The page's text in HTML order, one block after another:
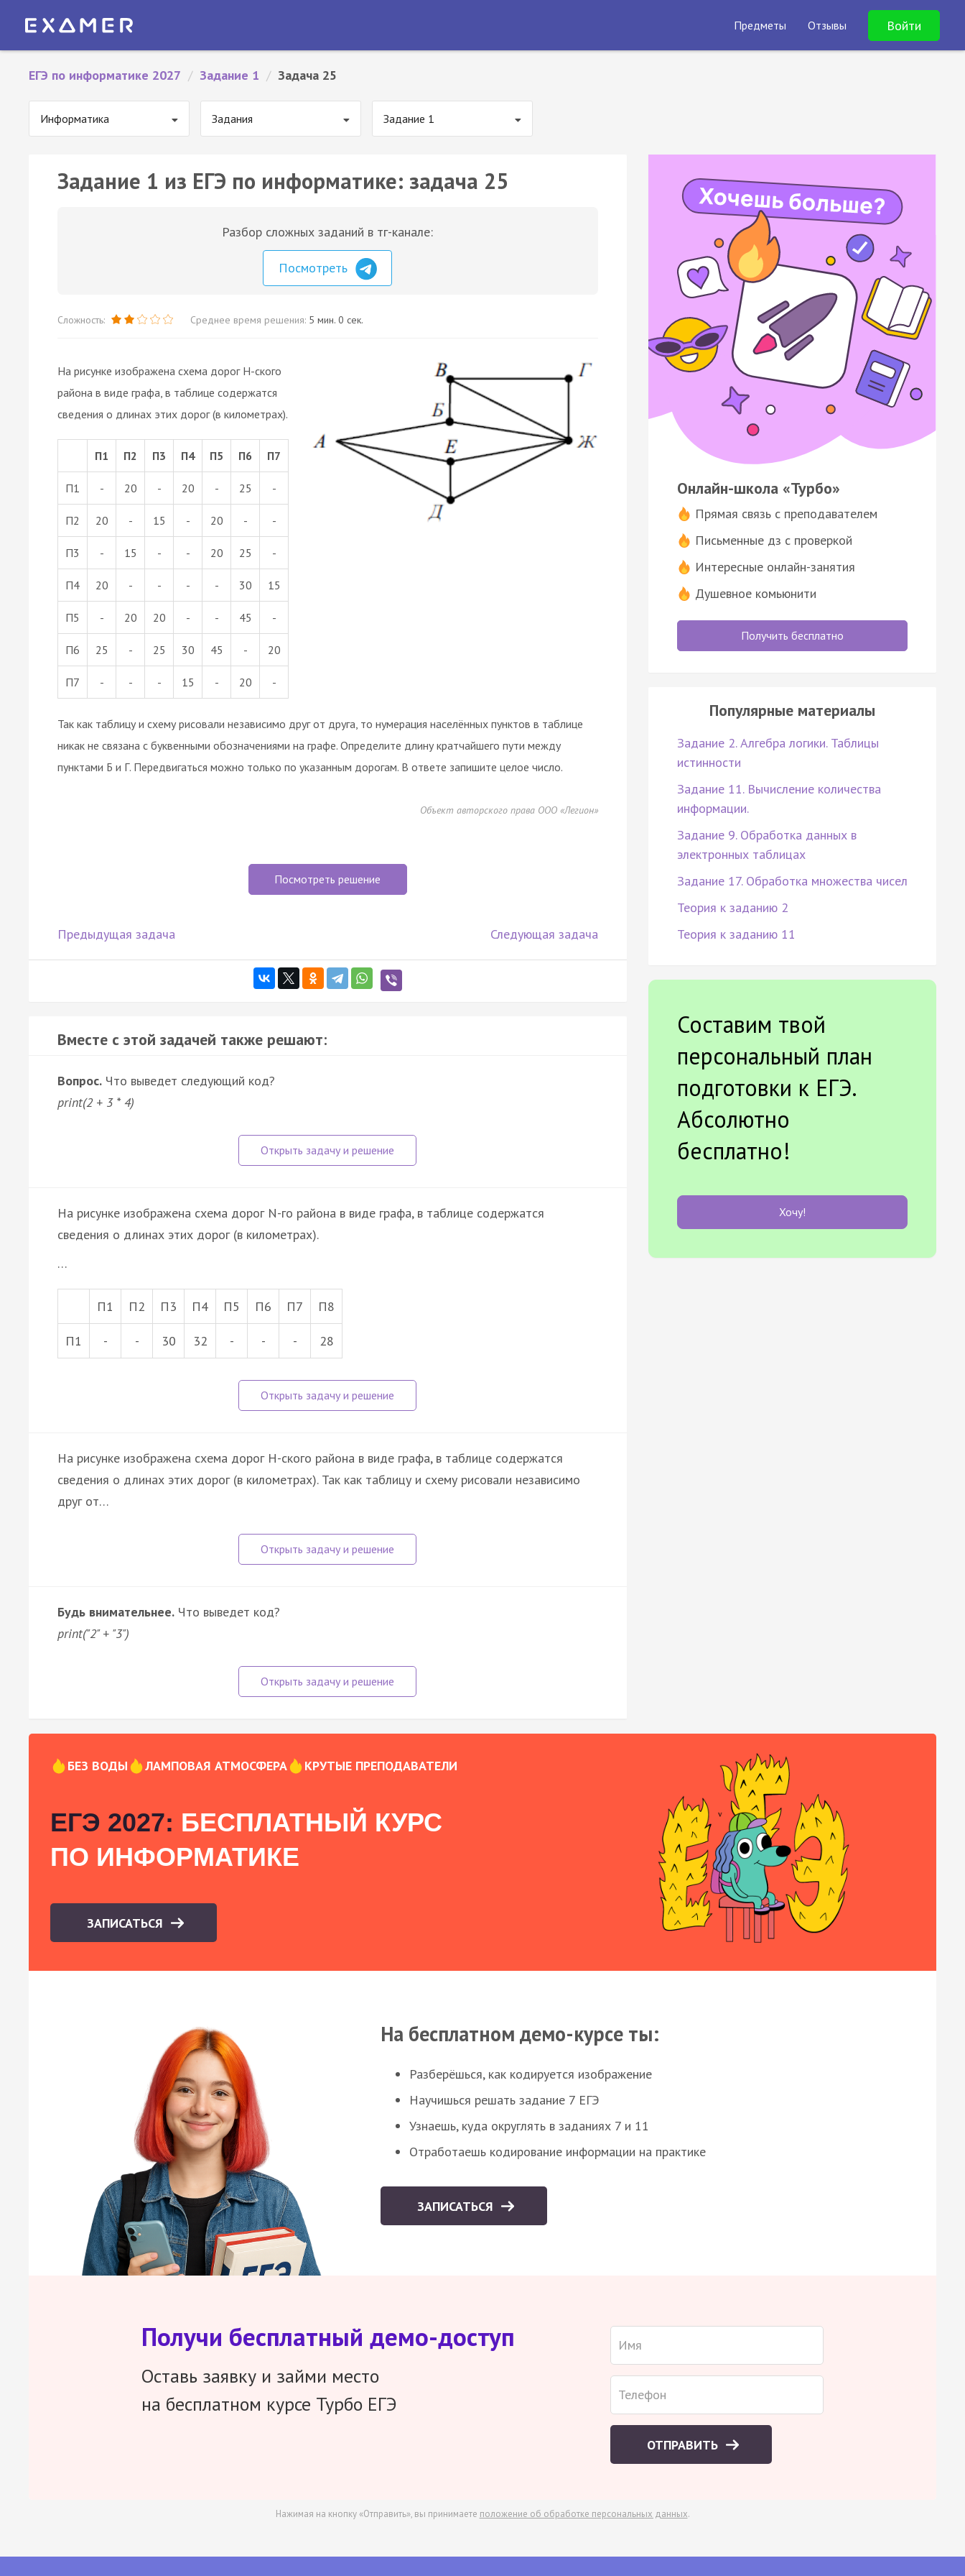
Предметы Отзывы Войти
ЕГЭ по информатике 2027 / Задание 1 / Задача 25
Информатика Задания Задание 1
Задание 1 из ЕГЭ по информатике: задача 25
Разбор сложных заданий в тг-канале:
Посмотреть
Сложность: Среднее время решения: 5 мин. 0 сек.
На рисунке изображена схема дорог Н-ского
района в виде графа, в таблице содержатся
сведения о длинах этих дорог (в километрах).
П1 П2 П3 П4 П5 П6 П7
П1 - 20 - 20 - 25 -
П2 20 - 15 - 20 - -
П3 - 15 - - 20 25 -
П4 20 - - - - 30 15
П5 - 20 20 - - 45 -
П6 25 - 25 30 45 - 20
П7 - - - 15 - 20 -
Так как таблицу и схему рисовали независимо друг от друга, то нумерация населённых пунктов в таблице
никак не связана с буквенными обозначениями на графе. Определите длину кратчайшего пути между
пунктами Б и Г. Передвигаться можно только по указанным дорогам. В ответе запишите целое число.
Объект авторского права ООО «Легион»
Посмотреть решение
Предыдущая задача Следующая задача
Вместе с этой задачей также решают:
Вопрос. Что выведет следующий код?
print(2 + 3 * 4)
На рисунке изображена схема дорог N-го района в виде графа, в таблице содержатся
сведения о длинах этих дорог (в километрах).
…
П1 П2 П3 П4 П5 П6 П7 П8
П1 - - 30 32 - - - 28
На рисунке изображена схема дорог Н-ского района в виде графа, в таблице содержатся
сведения о длинах этих дорог (в километрах). Так как таблицу и схему рисовали независимо
друг от…
Будь внимательнее. Что выведет код?
print("2" + "3")
Онлайн-школа «Турбо»
Прямая связь с преподавателем
Письменные дз с проверкой
Интересные онлайн-занятия
Душевное комьюнити
Получить бесплатно
Популярные материалы
Задание 2. Алгебра логики. Таблицы
истинности
Задание 11. Вычисление количества
информации.
Задание 9. Обработка данных в
электронных таблицах
Задание 17. Обработка множества чисел
Теория к заданию 2
Теория к заданию 11
Составим твой
персональный план
подготовки к ЕГЭ.
Абсолютно
бесплатно!
Хочу!
БЕЗ ВОДЫ ЛАМПОВАЯ АТМОСФЕРА КРУТЫЕ ПРЕПОДАВАТЕЛИ
ЕГЭ 2027: БЕСПЛАТНЫЙ КУРС
ПО ИНФОРМАТИКЕ
ЗАПИСАТЬСЯ
На бесплатном демо-курсе ты:
Разберёшься, как кодируется изображение
Научишься решать задание 7 ЕГЭ
Узнаешь, куда округлять в заданиях 7 и 11
Отработаешь кодирование информации на практике
ЗАПИСАТЬСЯ
Получи бесплатный демо-доступ
Оставь заявку и займи место
на бесплатном курсе Турбо ЕГЭ
ОТПРАВИТЬ
Нажимая на кнопку «Отправить», вы принимаете положение об обработке персональных данных.